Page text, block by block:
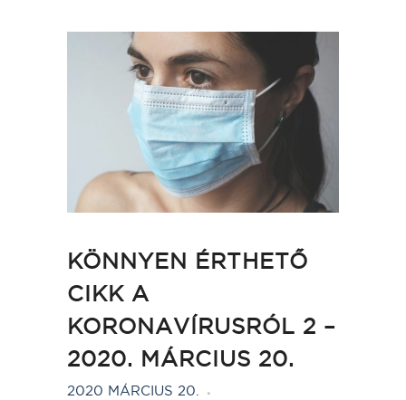
KÖNNYEN ÉRTHETŐ
CIKK A
KORONAVÍRUSRÓL 2 –
2020. MÁRCIUS 20.
2020 MÁRCIUS 20.